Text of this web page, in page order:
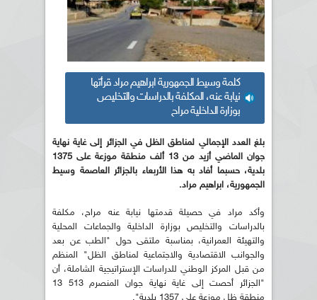
كلمة وسيط الجمهورية ابراهيم مراد قرأتها
نيابة عنه، المكلفة بالدراسات والتخليص
بوزارة الداخلية مراح
بلغ العدد الإجمالي لمناطق الظل في الجزائر إلى غاية نهاية
جوان الماضي أزيد من 13 ألف منطقة موزعة على 1375
بلدية، حسبما أفاد به هذا الأربعاء بالجزائر العاصمة وسيط
الجمهورية، ابراهيم مراد.
وأكد مراد في حصيلة قدمتها نيابة عنه مراح، مكلفة
بالدراسات والتخليص بوزارة الداخلية والجماعات المحلية
والتهيئة العمرانية، بمناسبة ملتقى حول "الطب عن بعد
والجوانب الاقتصادية والاجتماعية لمناطق الظل" المنظم
من قبل المركز الوطني للدراسات الإستراتيجية الشاملة، أن
"الجزائر أحصت إلى غاية نهاية جوان المنصرم 513 13
منطقة ظل موزعة على 1357 بلدية".